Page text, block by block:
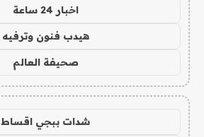
اخبار 24 ساعة
هيدب فنون وترفيه
صحيفة العالم
شدات ببجي اقساط